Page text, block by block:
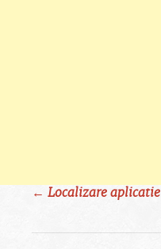
Post
navigation
← Localizare aplicatie